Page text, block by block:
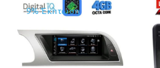
9% Έκπτωση